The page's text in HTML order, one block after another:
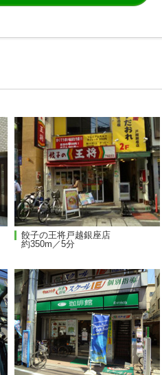
餃子の王将戸越銀座店
約350m／5分